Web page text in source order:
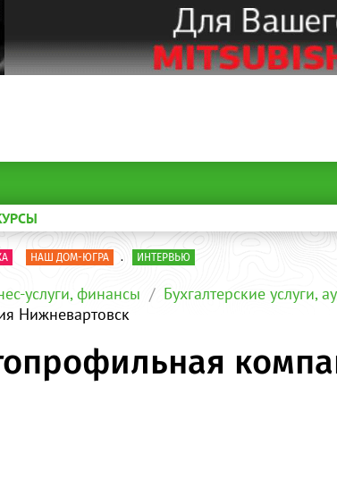
НАШ ДОМ-ЮГРА . ИНТЕРВЬЮ
услуги, финансы
Бухгалтерские услуги,
Нижневартовск